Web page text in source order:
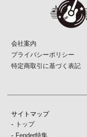
会社案内
プライバシーポリシー
特定商取引に基づく表記
サイトマップ
- トップ
- Fender特集